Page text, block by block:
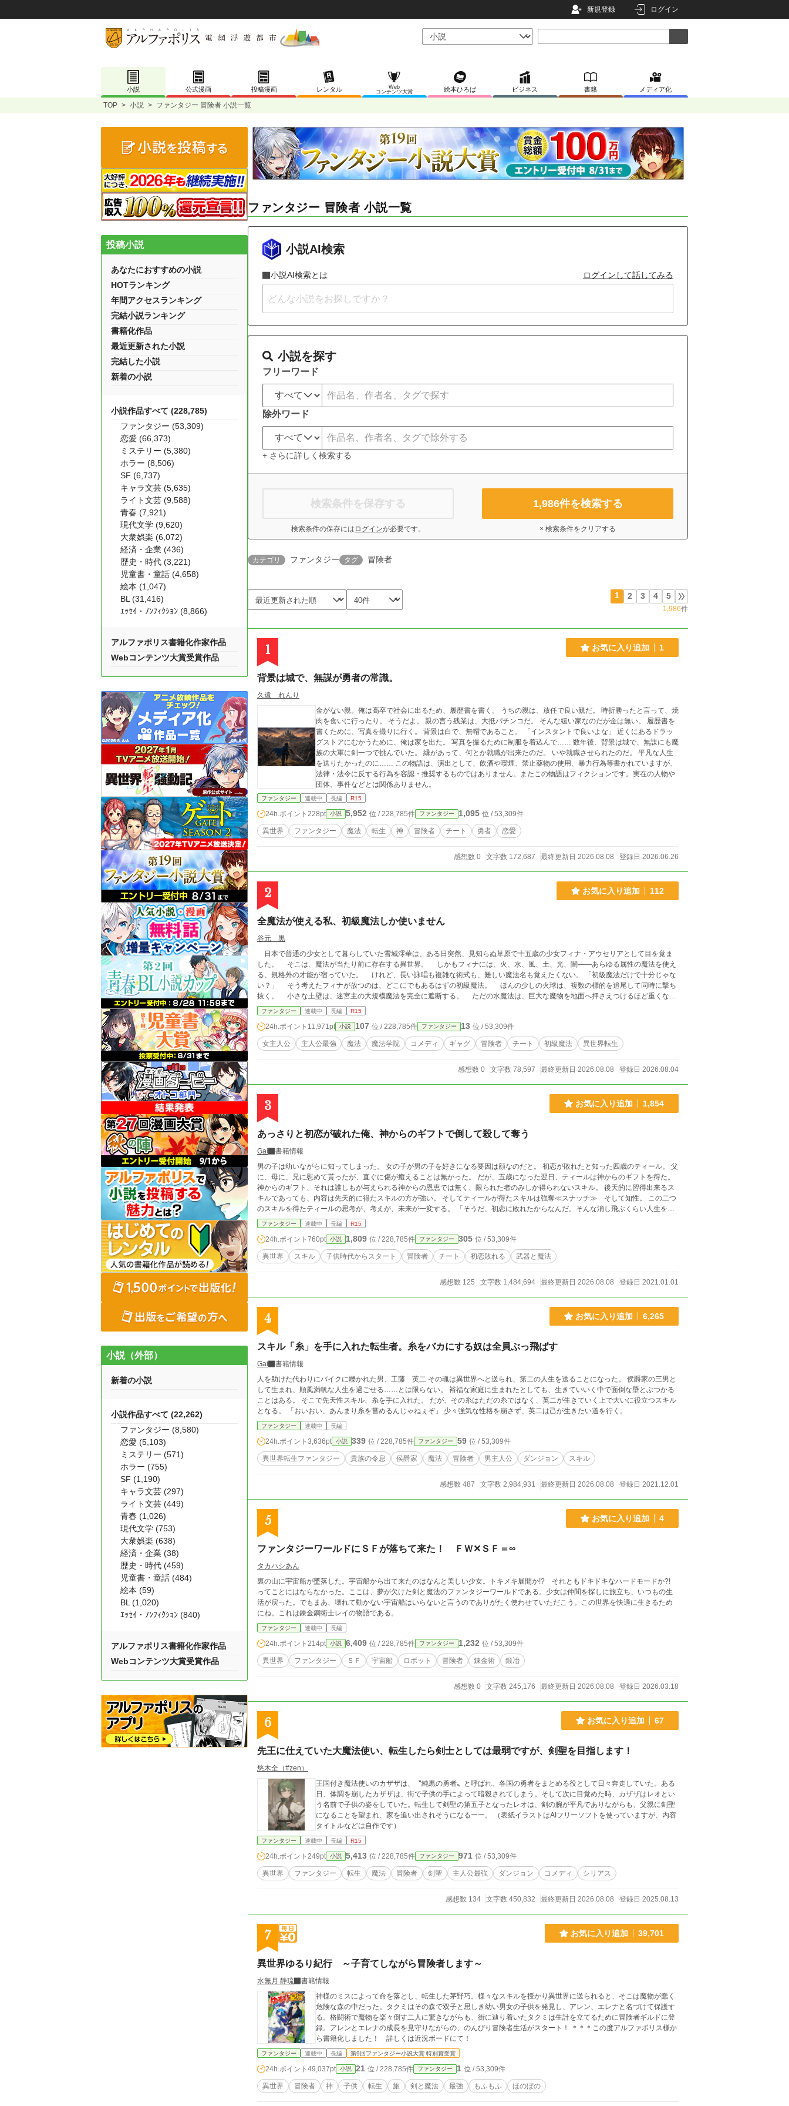
新規登録 ログイン
小説 公式漫画 投稿漫画 レンタル
Web
コンテンツ大賞
絵本ひろば ビジネス 書籍 メディア化
TOP > 小説 > ファンタジー 冒険者 小説一覧
ファンタジー 冒険者 小説一覧
小説AI検索
小説AI検索とは ログインして話してみる
小説を探す
フリーワード
除外ワード
+ さらに詳しく検索する
検索条件を保存する
検索条件の保存には ログインが必要です。
1,986件を検索する
× 検索条件をクリアする
カテゴリ ファンタジー タグ 冒険者
1 2 3 4 5
1,986件
1 お気に入り追加 1
背景は城で、無謀が勇者の常識。
久遠 れんり
金がない親。俺は高卒で社会に出るため、履歴書を書く。 うちの親は、放任で良い親だ。 時折勝ったと言って、焼
肉を食いに行ったり。 そうだよ。 親の言う残業は、大抵パチンコだ。 そんな緩い家なのだが金は無い。 履歴書を
書くために、写真を撮りに行く。 背景は白で、無帽であること。 「インスタントで良いよな」 近くにあるドラッ
グストアにむかうために、俺は家を出た。 写真を撮るために制服を着込んで…… 数年後、背景は城で、無謀にも魔
族の大軍に剣一つで挑んでいた。 縁があって、何とか就職が出来たのだ。 いや就職させられたのだ。 平凡な人生
を送りたかったのに…… この物語は、演出として、飲酒や喫煙、禁止薬物の使用、暴力行為等書かれていますが、
法律・法令に反する行為を容認・推奨するものではありません。またこの物語はフィクションです。実在の人物や
団体、事件などとは関係ありません。
ファンタジー 連載中 長編 R15
24h.ポイント 228pt 小説 5,952 位 / 228,785件 ファンタジー 1,095 位 / 53,309件
異世界 ファンタジー 魔法 転生 神 冒険者 チート 勇者 恋愛
感想数 0 文字数 172,687 最終更新日 2026.08.08 登録日 2026.06.26
2 お気に入り追加 112
全魔法が使える私、初級魔法しか使いません
谷元 黒
日本で普通の少女として暮らしていた雪城澪華は、ある日突然、見知らぬ草原で十五歳の少女フィナ・アウセリアとして目を覚ま
した。 そこは、魔法が当たり前に存在する異世界。 しかもフィナには、火、水、風、土、光、闇――あらゆる属性の魔法を使え
る、規格外の才能が宿っていた。 けれど、長い詠唱も複雑な術式も、難しい魔法名も覚えたくない。 「初級魔法だけで十分じゃな
い？」 そう考えたフィナが放つのは、どこにでもあるはずの初級魔法。 ほんの少しの火球は、複数の標的を追尾して同時に撃ち
抜く。 小さな土壁は、迷宮主の大規模魔法を完全に遮断する。 ただの水魔法は、巨大な魔物を地面へ押さえつけるほど重くな
る。 本人は普通に使っているつもりなのに、そのすべてが世界の魔法理論から外れていた。 「それのどこが初級魔法なのよ！」
理論派の少年レオン、眠たげな静寂魔法使いネム、自称一番弟子のリリカ、負けず嫌いな黒級主席エルナ。 仲間たちにツッコま
れ、呆れられ、時には崇拝されながら、フィナは魔法学院で新しい生活を始めていく。 しかし、彼女の魔法へ反応する古代施設、
黒い紋章を持つ謎の侵入者、そして告げられた「原初魔法」という言葉。 フィナの力は、ただ全属性を使えるだけの才能ではなか
った。 最強なのに天然。 規格外なのに無自覚。 世界最強級の少女が、初級魔法だけで魔法学院の常識も、強大な魔物も、古代
ファンタジー 連載中 長編 R15
24h.ポイント 11,971pt 小説 107 位 / 228,785件 ファンタジー 13 位 / 53,309件
女主人公 主人公最強 魔法 魔法学院 コメディ ギャグ 冒険者 チート 初級魔法 異世界転生
感想数 0 文字数 78,597 最終更新日 2026.08.08 登録日 2026.08.04
3 お気に入り追加 1,854
あっさりと初恋が破れた俺、神からのギフトで倒して殺して奪う
Gai
書籍情報
男の子は幼いながらに知ってしまった。 女の子が男の子を好きになる要因は顔なのだと。 初恋が敗れたと知った四歳のティール。 父
に、母に、兄に慰めて貰ったが、直ぐに傷が癒えることは無かった。 だが、五歳になった翌日、ティールは神からのギフトを得た。
神からのギフト、それは誰しもが与えられる神からの恩恵では無く、限られた者のみしか得られないスキル。 後天的に習得出来るス
キルであっても、内容は先天的に得たスキルの方が強い。 そしてティールが得たスキルは強奪≪スナッチ≫ そして知性。 この二つ
のスキルを得たティールの思考が、考えが、未来が一変する。 「そうだ、初恋に敗れたからなんだ。そんな消し飛ぶくらい人生を楽
しんでやる！！！」 さて、ティールはその知性で何を考え、奪取≪スナッチ≫で何を奪うのか
ファンタジー 連載中 長編 R15
24h.ポイント 760pt 小説 1,809 位 / 228,785件 ファンタジー 305 位 / 53,309件
異世界 スキル 子供時代からスタート 冒険者 チート 初恋敗れる 武器と魔法
感想数 125 文字数 1,484,694 最終更新日 2026.08.08 登録日 2021.01.01
4 お気に入り追加 6,265
スキル「糸」を手に入れた転生者。糸をバカにする奴は全員ぶっ飛ばす
Gai
書籍情報
人を助けた代わりにバイクに轢かれた男、工藤 英二 その魂は異世界へと送られ、第二の人生を送ることになった。 侯爵家の三男と
して生まれ、順風満帆な人生を過ごせる……とは限らない。 裕福な家庭に生まれたとしても、生きていいく中で面倒な壁とぶつかる
ことはある。 そこで先天性スキル、糸を手に入れた。 だが、その糸はただの糸ではなく、英二が生きていく上で大いに役立つスキル
となる。 「おいおい、あんまり糸を嘗めるんじゃねぇぞ」 少々強気な性格を崩さず、英二は己が生きたい道を行く。
ファンタジー 連載中 長編
24h.ポイント 3,636pt 小説 339 位 / 228,785件 ファンタジー 59 位 / 53,309件
異世界転生ファンタジー 貴族の令息 侯爵家 魔法 冒険者 男主人公 ダンジョン スキル
感想数 487 文字数 2,984,931 最終更新日 2026.08.08 登録日 2021.12.01
5 お気に入り追加 4
ファンタジーワールドにＳＦが落ちて来た！ ＦＷ✕ＳＦ＝∞
タカハシあん
裏の山に宇宙船が墜落した。宇宙船から出て来たのはなんと美しい少女。トキメキ展開か!? それともドキドキなハードモードか?!
ってことにはならなかった。ここは、夢が欠けた剣と魔法のファンタジーワールドである。少女は仲間を探しに旅立ち、いつもの生
活が戻った。でもまあ、壊れて動かない宇宙船はいらないと言うのでありがたく使わせていただこう。この世界を快適に生きるため
にね。これは錬金鋼術士レイの物語である。
ファンタジー 連載中 長編
24h.ポイント 214pt 小説 6,409 位 / 228,785件 ファンタジー 1,232 位 / 53,309件
異世界 ファンタジー ＳＦ 宇宙船 ロボット 冒険者 錬金術 鍛冶
感想数 0 文字数 245,176 最終更新日 2026.08.08 登録日 2026.03.18
6 お気に入り追加 67
先王に仕えていた大魔法使い、転生したら剣士としては最弱ですが、剣聖を目指します！
悠木全（#zen）
王国付き魔法使いのカザザは、〝純黒の勇者〟と呼ばれ、各国の勇者をまとめる役として日々奔走していた。ある
日、体調を崩したカザザは、街で子供の手によって暗殺されてしまう。そして次に目覚めた時、カザザはレオとい
う名前で子供の姿をしていた。転生して剣聖の第五子となったレオは、剣の腕が平凡でありながらも、父親に剣聖
になることを望まれ、家を追い出されそうになるーー。 （表紙イラストはAIフリーソフトを使っていますが、内容
タイトルなどは自作です）
ファンタジー 連載中 長編 R15
24h.ポイント 249pt 小説 5,413 位 / 228,785件 ファンタジー 971 位 / 53,309件
異世界 ファンタジー 転生 魔法 冒険者 剣聖 主人公最強 ダンジョン コメディ シリアス
感想数 134 文字数 450,832 最終更新日 2026.08.08 登録日 2025.08.13
7 お気に入り追加 39,701
異世界ゆるり紀行 ～子育てしながら冒険者します～
水無月 静琉
書籍情報
神様のミスによって命を落とし、転生した茅野巧。様々なスキルを授かり異世界に送られると、そこは魔物が蠢く
危険な森の中だった。タクミはその森で双子と思しき幼い男女の子供を発見し、アレン、エレナと名づけて保護す
る。格闘術で魔物を楽々倒す二人に驚きながらも、街に辿り着いたタクミは生計を立てるために冒険者ギルドに登
録。アレンとエレナの成長を見守りながらの、のんびり冒険者生活がスタート！ ＊＊＊この度アルファポリス様か
ら書籍化しました！ 詳しくは近況ボードにて！
ファンタジー 連載中 長編 第9回ファンタジー小説大賞 特別賞受賞
24h.ポイント 49,037pt 小説 21 位 / 228,785件 ファンタジー 1 位 / 53,309件
異世界 冒険者 神 子供 転生 旅 剣と魔法 最強 もふもふ ほのぼの
投稿小説
あなたにおすすめの小説
HOTランキング
年間アクセスランキング
完結小説ランキング
書籍化作品
最近更新された小説
完結した小説
新着の小説
小説作品すべて (228,785)
ファンタジー (53,309)
恋愛 (66,373)
ミステリー (5,380)
ホラー (8,506)
SF (6,737)
キャラ文芸 (5,635)
ライト文芸 (9,588)
青春 (7,921)
現代文学 (9,620)
大衆娯楽 (6,072)
経済・企業 (436)
歴史・時代 (3,221)
児童書・童話 (4,658)
絵本 (1,047)
BL (31,416)
ｴｯｾｲ・ﾉﾝﾌｨｸｼｮﾝ (8,866)
アルファポリス書籍化作家作品
Webコンテンツ大賞受賞作品
小説（外部）
新着の小説
小説作品すべて (22,262)
ファンタジー (8,580)
恋愛 (5,103)
ミステリー (571)
ホラー (755)
SF (1,190)
キャラ文芸 (297)
ライト文芸 (449)
青春 (1,026)
現代文学 (753)
大衆娯楽 (638)
経済・企業 (38)
歴史・時代 (459)
児童書・童話 (484)
絵本 (59)
BL (1,020)
ｴｯｾｲ・ﾉﾝﾌｨｸｼｮﾝ (840)
アルファポリス書籍化作家作品
Webコンテンツ大賞受賞作品